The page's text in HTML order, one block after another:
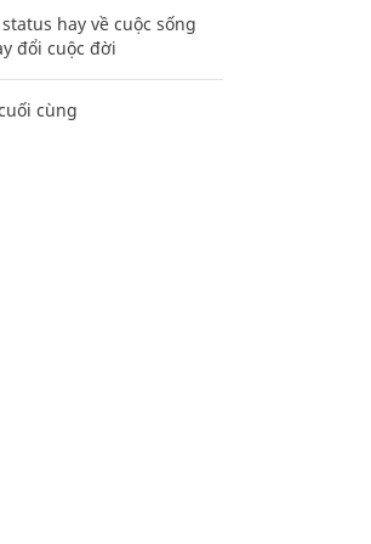
hay về cuộc sống
đổi cuộc đời
cùng